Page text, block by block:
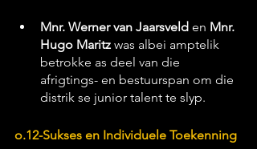
Mnr. Werner van Jaarsveld en Mnr.
Hugo Maritz was albei amptelik
betrokke as deel van die
afrigtings- en bestuurspan om die
distrik se junior talent te slyp.
o.12-Sukses en Individuele Toekenning